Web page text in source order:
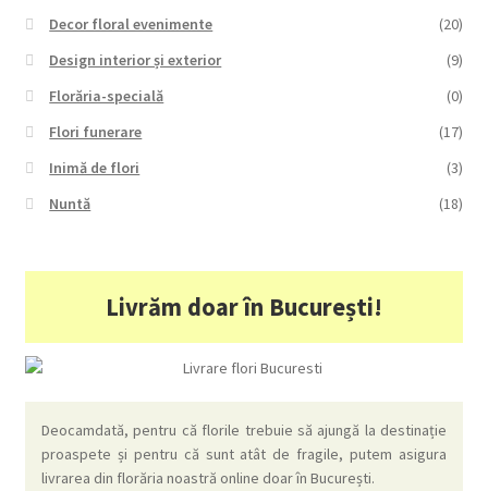
Decor floral evenimente
(20)
Design interior și exterior
(9)
Florăria-specială
(0)
Flori funerare
(17)
Inimă de flori
(3)
Nuntă
(18)
Livrăm doar în București!
Deocamdată, pentru că florile trebuie să ajungă la destinație
proaspete și pentru că sunt atât de fragile, putem asigura
livrarea din florăria noastră online doar în București.